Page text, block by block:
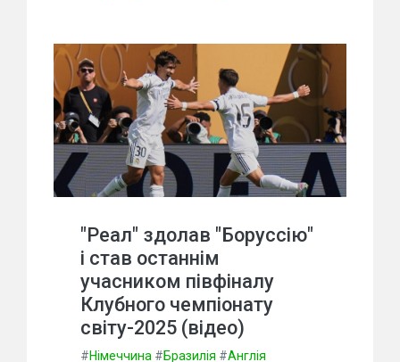
"Реал" здолав "Боруссію"
і став останнім
учасником півфіналу
Клубного чемпіонату
світу-2025 (відео)
#Німеччина #Бразилія #Англія